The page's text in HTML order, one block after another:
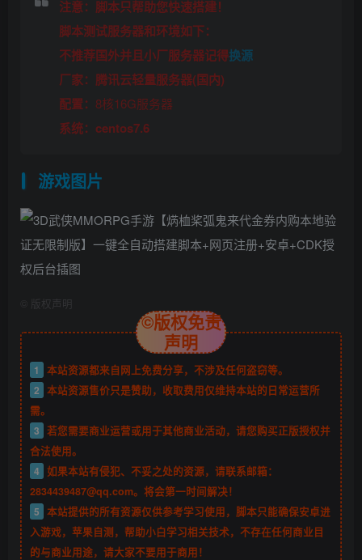
注意：脚本只帮助您快速搭建！
脚本测试服务器和环境如下：
不推荐国外并且小厂服务器记得换源
厂家：腾讯云轻量服务器(国内)
配置： 8核16G服务器
系统：centos7.6
游戏图片
版权声明
©版权免责
声明
1
本站资源都来自网上免费分享，不涉及任何盗窃等。
2 本站资源售价只是赞助，收取费用仅维持本站的日常运营所
需。
3 若您需要商业运营或用于其他商业活动，请您购买正版授权并
合法使用。
4 如果本站有侵犯、不妥之处的资源，请联系邮箱：
2834439487@qq.com。将会第一时间解决！
5 本站提供的所有资源仅供参考学习使用，脚本只能确保安卓进
入游戏，苹果自测，帮助小白学习相关技术，不存在任何商业目
的与商业用途，请大家不要用于商用！